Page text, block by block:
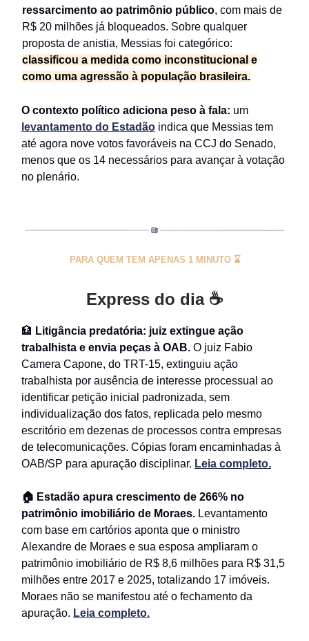
ressarcimento ao patrimônio público, com mais de
R$ 20 milhões já bloqueados. Sobre qualquer
proposta de anistia, Messias foi categórico:
classificou a medida como inconstitucional e
como uma agressão à população brasileira.
O contexto político adiciona peso à fala: um
levantamento do Estadão indica que Messias tem
até agora nove votos favoráveis na CCJ do Senado,
menos que os 14 necessários para avançar à votação
no plenário.
PARA QUEM TEM APENAS 1 MINUTO ⌛
Express do dia ☕
🏦 Litigância predatória: juiz extingue ação
trabalhista e envia peças à OAB. O juiz Fabio
Camera Capone, do TRT-15, extinguiu ação
trabalhista por ausência de interesse processual ao
identificar petição inicial padronizada, sem
individualização dos fatos, replicada pelo mesmo
escritório em dezenas de processos contra empresas
de telecomunicações. Cópias foram encaminhadas à
OAB/SP para apuração disciplinar. Leia completo.
🏠 Estadão apura crescimento de 266% no
patrimônio imobiliário de Moraes. Levantamento
com base em cartórios aponta que o ministro
Alexandre de Moraes e sua esposa ampliaram o
patrimônio imobiliário de R$ 8,6 milhões para R$ 31,5
milhões entre 2017 e 2025, totalizando 17 imóveis.
Moraes não se manifestou até o fechamento da
apuração. Leia completo.